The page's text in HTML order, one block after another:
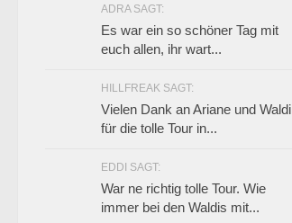
ADRA SAGT:
Es war ein so schöner Tag mit
euch allen, ihr wart...
HILLFREAK SAGT:
Vielen Dank an Ariane und Waldi
für die tolle Tour in...
EDDI SAGT:
War ne richtig tolle Tour. Wie
immer bei den Waldis mit...